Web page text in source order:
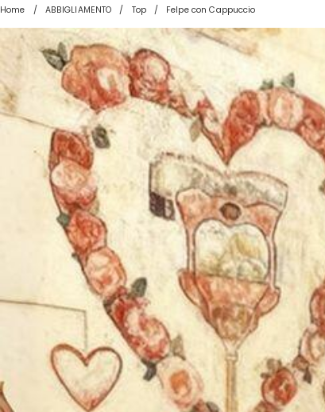
Home ABBIGLIAMENTO Top Felpe con Cappuccio